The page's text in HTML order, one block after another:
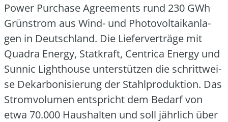
Power Purcha­se Agree­ments rund 230 GWh
Grün­strom aus Wind- und Pho­to­vol­ta­ik­an­la­
gen in Deutsch­land. Die Lie­fer­ver­trä­ge mit
Qua­dra Ener­gy, Stat­kraft, Cen­tri­ca Ener­gy und
Sun­nic Light­house unter­stüt­zen die schritt­wei­
se Dekar­bo­ni­sie­rung der Stahl­pro­duk­ti­on. Das
Strom­vo­lu­men ent­spricht dem Bedarf von
etwa 70.000 Haus­hal­ten und soll jähr­lich über